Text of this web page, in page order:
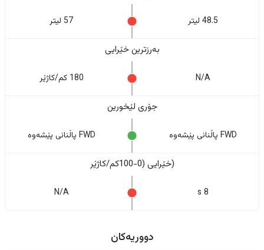
48.5 لیتر 57 لیتر
بەرزترین خێرایی
N/A 180 کم/کاژێر
جۆری لێخورین
FWD پاڵنانی پێشەوە FWD پاڵنانی پێشەوە
(خێرایی (0-100کم/کاژێر
8 s
N/A
دووریەکان